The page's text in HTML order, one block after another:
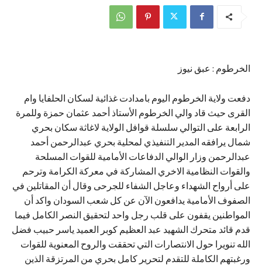
الخرطوم : عبق نيوز
دفعت ولاية الخرطوم اليوم بامدادت غذائية لسكان الحلفايا وام
القرى حيث قاد والي الخرطوم الأستاذ أحمد عثمان حمزة وللمرة
الرابعة على التوالي سلسلة قوافل الولاية لاغاثة سكان بحري
شمال يرافقه المدير التنفيذي لمحلية بحري عبدالرحمن أحمد
عبدالرحمن وزار الوالي الدفاعات الأمامية للقوات المسلحة
والقوات النظامية الاخري المشاركة في معركة الكرامة وترحم
على أرواح الشهداء وعاجل الشفاء للجرحى وقال أن المقاتلين في
الصفوف الأمامية يدافعون الآن عن كل شعب السودان واكد أن
المواطنين يقفون على قلب رجل واحد لتحقيق النصر الكامل فيما
قدم قائد متحرك الشهيد عبد العظيم كوبر العميد ياسر حبيب فضل
الله تنويرا حول الانتصارات التي تحققت والروح المعنوية للقوات
ورغبتهم الكاملة للتقدم لتحرير كامل بحري من المرتزقة الذين